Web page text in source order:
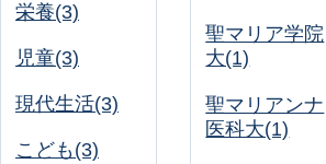
栄養(3)
児童(3)
現代生活(3)
こども(3)
聖マリア学院
大(1)
聖マリアンナ
医科大(1)